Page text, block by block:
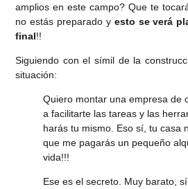
amplios en este campo? Que te
no estás preparado y esto se verá
final!!
Siguiendo con el símil de la
situación:
Quiero montar una empresa de
a facilitarte las tareas y las
harás tu mismo. Eso sí, tu casa
que me pagarás un pequeño
vida!!!
Ese es el secreto. Muy barato,